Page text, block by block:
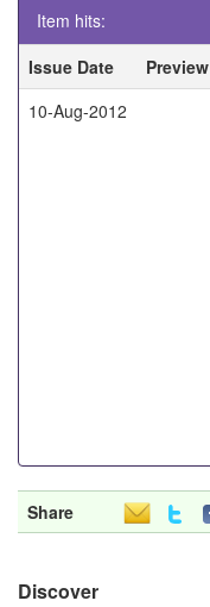
Item hits:
Issue Date
Preview
10-Aug-2012
Share
Discover